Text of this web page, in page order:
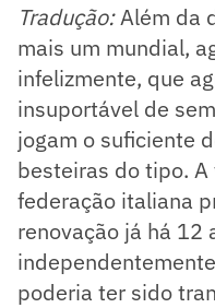
Tradução:Além da
mais um mundial,
infelizmente, que
insuportável de
jogam o suficiente
besteiras do tipo.
federação italiana
renovação já há 12
poderia ter sido